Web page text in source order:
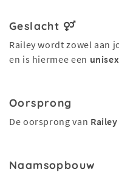
Geslacht
Railey wordt zowel aan
en is hiermee een
Oorsprong
De oorsprong van Railey
Naamsopbouw